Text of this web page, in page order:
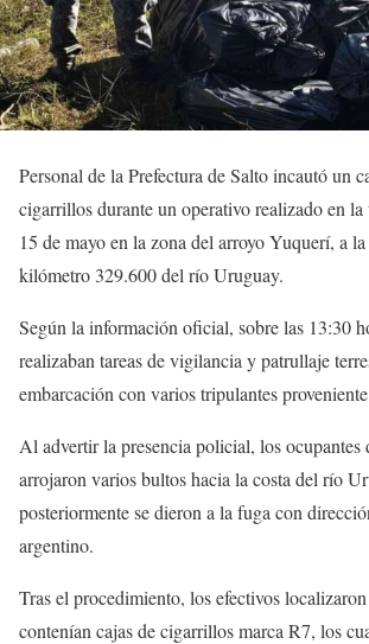
Personal de la Prefectura deSaltoincautó un
cigarrillos durante un operativo realizado en la
15 de mayo en la zona del arroyo Yuquerí, a
kilómetro 329.600 del río Uruguay.
Según la información oficial, sobre las 13:30
realizaban tareas de vigilancia y patrullaje
embarcación con varios tripulantes
Al advertir la presencia policial, los ocupantes
arrojaron varios bultos hacia la costa del río
posteriormente se dieron a la fuga con
argentino.
Tras el procedimiento, los efectivos
contenían cajas de cigarrillos marca R7, los